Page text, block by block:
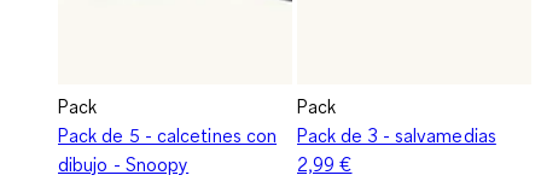
Pack
Pack de 5 - calcetines con
dibujo - Snoopy
Pack
Pack de 3 - salvamedias
2,99 €